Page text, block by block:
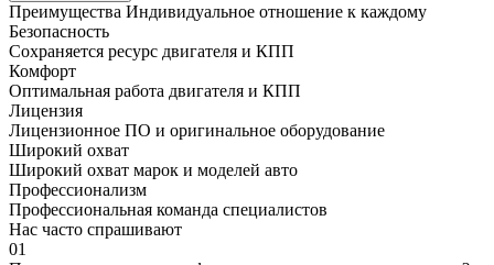
Преимущества Индивидуальное отношение к каждому
Безопасность
Сохраняется ресурс двигателя и КПП
Комфорт
Оптимальная работа двигателя и КПП
Лицензия
Лицензионное ПО и оригинальное оборудование
Широкий охват
Широкий охват марок и моделей авто
Профессионализм
Профессиональная команда специалистов
Нас часто спрашивают
01